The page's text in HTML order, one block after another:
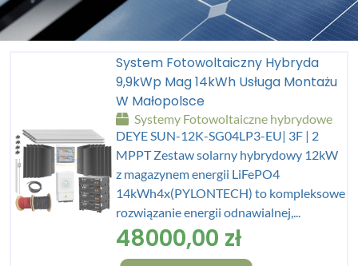
System Fotowoltaiczny Hybryda
9,9kWp Mag 14kWh Usługa Montażu
W Małopolsce
Systemy Fotowoltaiczne hybrydowe
DEYE SUN-12K-SG04LP3-EU| 3F | 2
MPPT Zestaw solarny hybrydowy 12kW
z magazynem energii LiFePO4
14kWh4x(PYLONTECH) to kompleksowe
rozwiązanie energii odnawialnej,...
48000,00 zł